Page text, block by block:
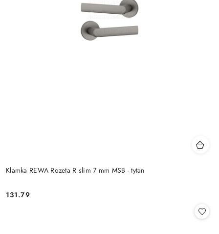
Klamka REWA Rozeta R slim 7 mm MSB - tytan
Cena:
131.79